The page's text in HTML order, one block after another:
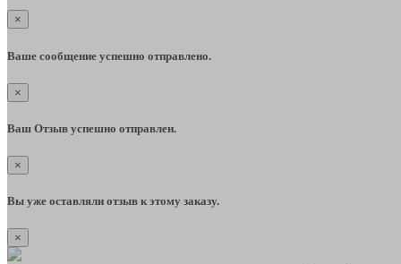
×
Ваше сообщение успешно отправлено.
×
Ваш Отзыв успешно отправлен.
×
Вы уже оставляли отзыв к этому заказу.
×